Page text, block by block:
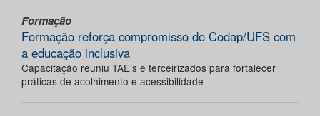
Formação
Formação reforça compromisso do Codap/UFS com
a educação inclusiva
Capacitação reuniu TAE’s e terceirizados para fortalecer
práticas de acolhimento e acessibilidade